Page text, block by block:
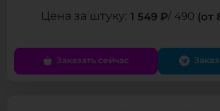
1 549 ₽/ 490 (от
Заказать сейчас